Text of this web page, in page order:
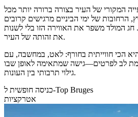
המקורי של העיר בצורה ברורה יותר מכל
הרחובות של ימי הביניים מרגישים קרובים
המולד משפר את האווירה הזו בלי לשנות
את זהותה של העיר.
הכי חווייתית בחורף: לאט, במחשבה, עם
גילוי תרבותי בין העונות.
כניסה חופשית ל-Top Bruges
אטרקציות